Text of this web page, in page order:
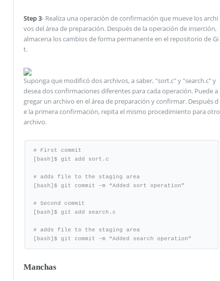
Step 3- Realiza una operación de confirmación que mueve los archi
vos del área de preparación. Después de la operación de inserción,
almacena los cambios de forma permanente en el repositorio de Gi
t.
Suponga que modificó dos archivos, a saber, "sort.c" y "search.c" y
desea dos confirmaciones diferentes para cada operación. Puede a
gregar un archivo en el área de preparación y confirmar. Después d
e la primera confirmación, repita el mismo procedimiento para otro
archivo.
# First commit
[bash]$ git add sort.c
# adds file to the staging area
[bash]$ git commit –m “Added sort operation”
# Second commit
[bash]$ git add search.c
# adds file to the staging area
[bash]$ git commit –m “Added search operation”
Manchas